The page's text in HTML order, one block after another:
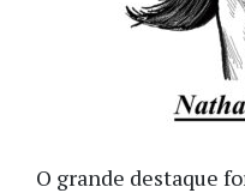
O grande destaque